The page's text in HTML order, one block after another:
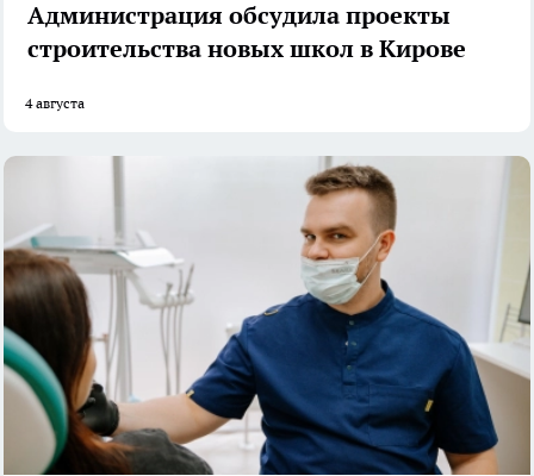
Администрация обсудила проекты
строительства новых школ в Кирове
4 августа